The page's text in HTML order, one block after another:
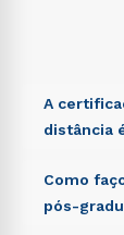
A
distância
Sed ut
totam rem
Como
pós-